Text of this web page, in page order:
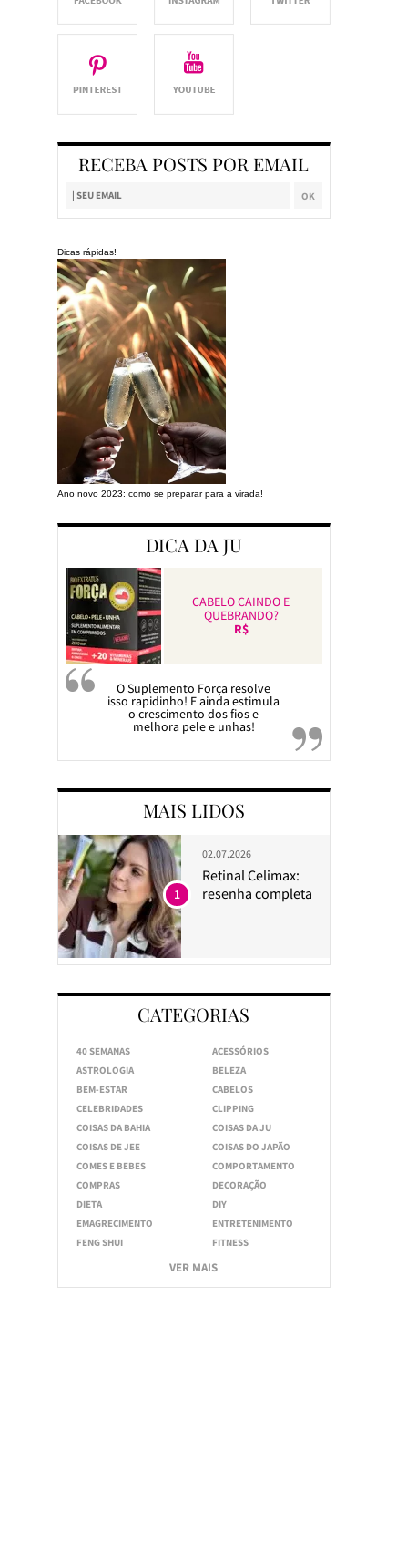
RECEBA POSTS POR EMAIL
Dicas rápidas!
Ano novo 2023: como se preparar para a virada!
DICA DA JU
CABELO CAINDO E
QUEBRANDO?
R$
O Suplemento Força resolve
isso rapidinho! E ainda estimula
o crescimento dos fios e
melhora pele e unhas!
MAIS LIDOS
02.07.2026
Retinal Celimax:
resenha completa
1
CATEGORIAS
40 SEMANAS
ACESSÓRIOS
ASTROLOGIA
BELEZA
BEM-ESTAR
CABELOS
CELEBRIDADES
CLIPPING
COISAS DA BAHIA
COISAS DA JU
COISAS DE JEE
COISAS DO JAPÃO
COMES E BEBES
COMPORTAMENTO
COMPRAS
DECORAÇÃO
DIETA
DIY
EMAGRECIMENTO
ENTRETENIMENTO
FENG SHUI
FITNESS
VER MAIS